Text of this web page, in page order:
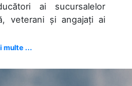
ai sucursalelor
veterani și angajați ai
multe ...